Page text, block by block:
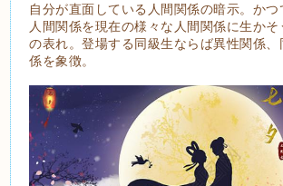
自分が直面している人間関係の暗示。か
人間関係を現在の様々な人間関係に生か
の表れ。登場する同級生ならば異性関係、
係を象徴。